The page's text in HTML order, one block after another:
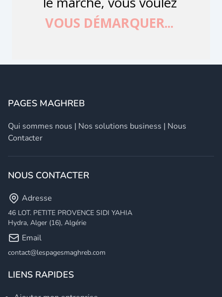
PAGES MAGHREB
Qui sommes nous | Nos solutions business | Nous
Contacter
NOUS CONTACTER
Adresse
46 LOT. PETITE PROVENCE SIDI YAHIA
Hydra, Alger (16), Algérie
Email
contact@lespagesmaghreb.com
LIENS RAPIDES